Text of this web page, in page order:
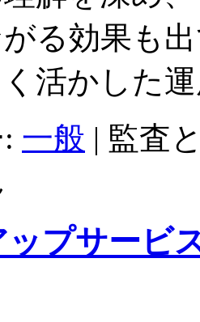
る効果も
活かした
一般 | 監査
ップサービ